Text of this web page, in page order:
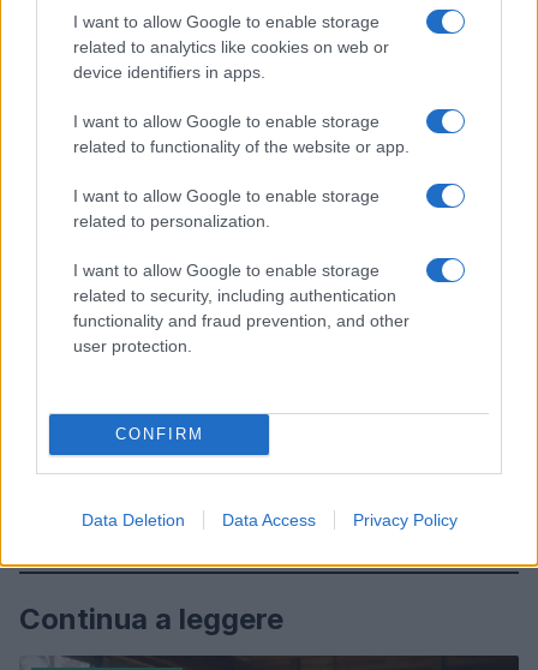
I want to allow Google to enable storage
related to analytics like cookies on web or
device identifiers in apps.
I want to allow Google to enable storage
related to functionality of the website or app.
I want to allow Google to enable storage
related to personalization.
I want to allow Google to enable storage
related to security, including authentication
functionality and fraud prevention, and other
user protection.
CONFIRM
Data Deletion Data Access Privacy Policy
Continua a leggere